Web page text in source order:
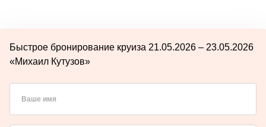
Быстрое бронирование круиза 21.05.2026 – 23.05.2026
«Михаил Кутузов»
Ваше имя